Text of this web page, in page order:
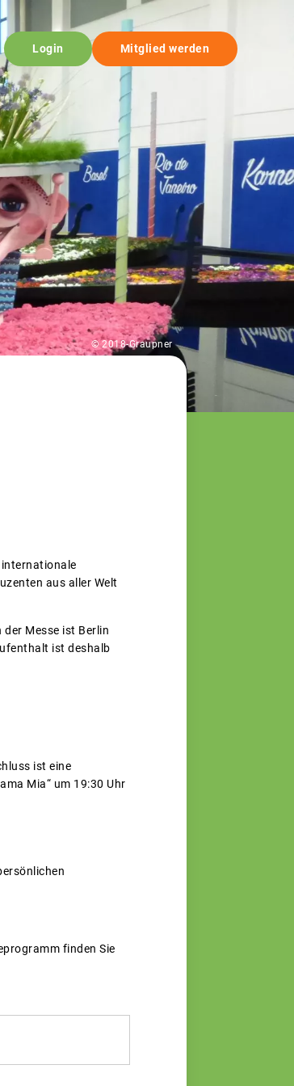
Login Mitglied werden
© 2018-Graupner
aus aller Welt
Messe ist Berlin
ist deshalb
ist eine
Mia“ um 19:30 Uhr
finden Sie